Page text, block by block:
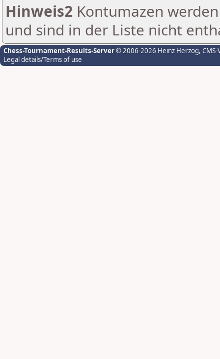
Hinweis2 Kontumazen
und sind in der Liste nicht
Chess-Tournament-Results-Server© 2006-2026 Heinz Herzog,
Legal details/Terms of use